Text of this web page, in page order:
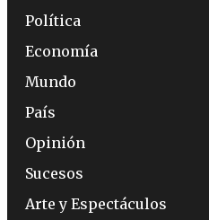
Política
Economía
Mundo
País
Opinión
Sucesos
Arte y Espectáculos